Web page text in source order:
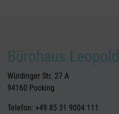
Bürohaus Leopold
Würdinger Str. 27 A
94160 Pocking
Telefon: +49 85 31 9004 111